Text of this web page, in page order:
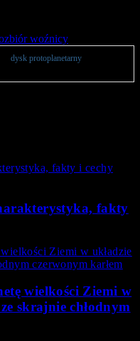
woźnicy
dysk protoplanetarny. Zachęcamy
fakty
wielkości Ziemi w
skrajnie chłodnym